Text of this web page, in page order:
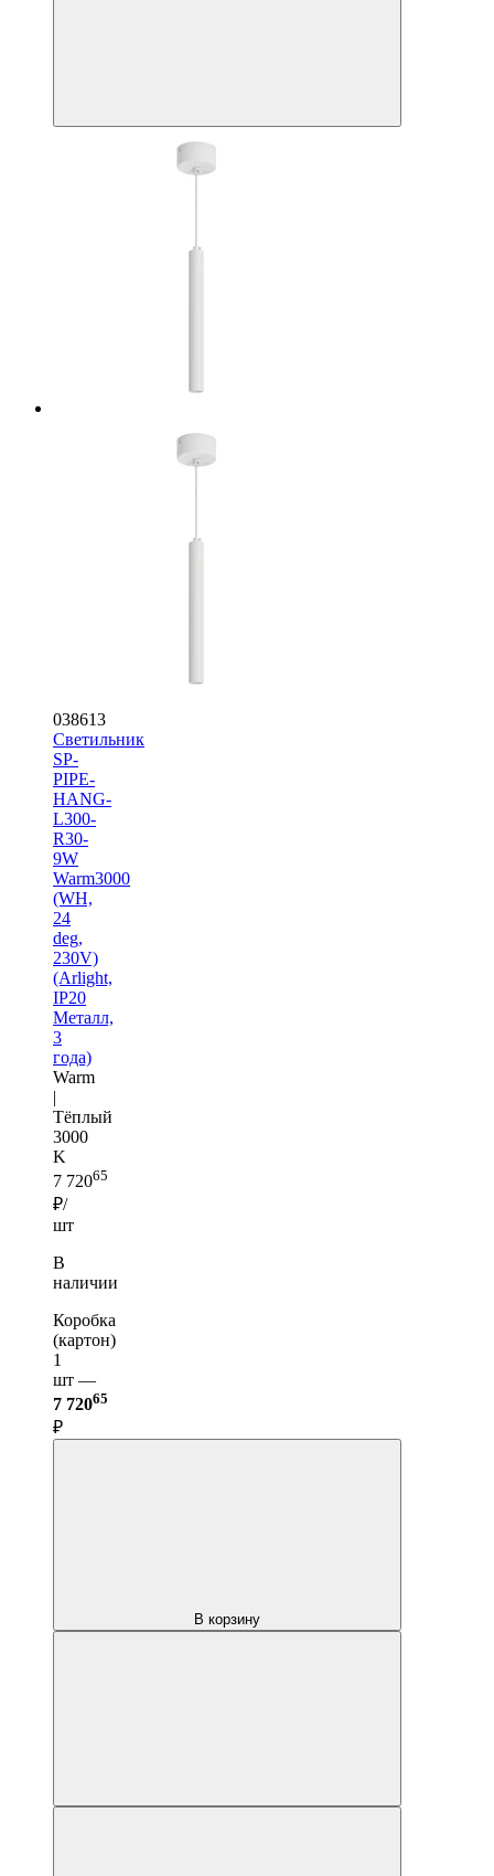
038613
Светильник
SP-
PIPE-
HANG-
L300-
R30-
9W
Warm3000
(WH,
24
deg,
230V)
(Arlight,
IP20
Металл,
3
года)
Warm
|
Тёплый
3000
K
7 72065
₽/
шт
В
наличии
Коробка
(картон)
1
шт —
7 72065
₽
В корзину